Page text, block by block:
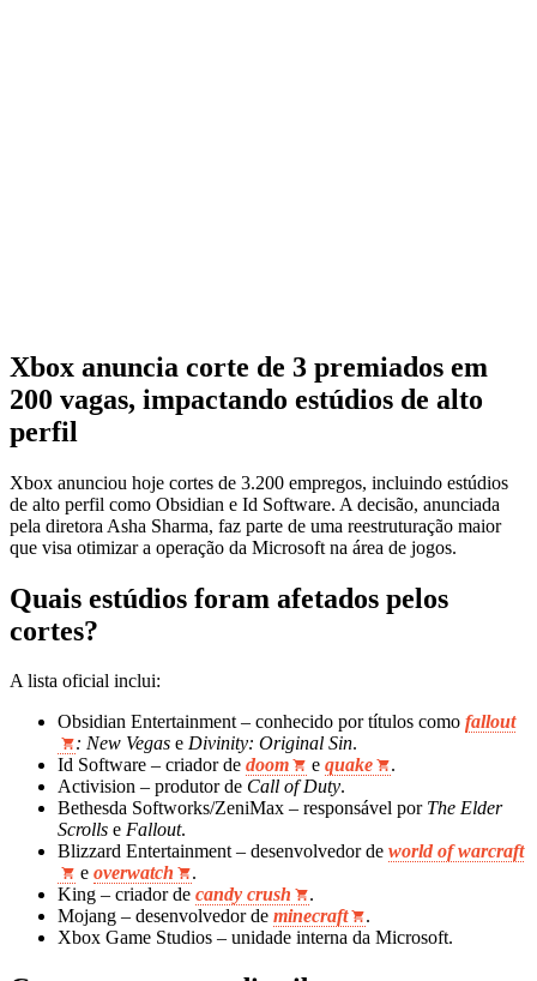
Xbox anuncia corte de 3 premiados em
200 vagas, impactando estúdios de alto
perfil
Xbox anunciou hoje cortes de 3.200 empregos, incluindo estúdios
de alto perfil como Obsidian e Id Software. A decisão, anunciada
pela diretora Asha Sharma, faz parte de uma reestruturação maior
que visa otimizar a operação da Microsoft na área de jogos.
Quais estúdios foram afetados pelos
cortes?
A lista oficial inclui:
Obsidian Entertainment – conhecido por títulos como fallout
: New Vegas e Divinity: Original Sin.
Id Software – criador de doom e quake
.
Activision – produtor de Call of Duty.
Bethesda Softworks/ZeniMax – responsável por The Elder
Scrolls e Fallout.
Blizzard Entertainment – desenvolvedor de world of warcraft
e overwatch
.
King – criador de candy crush
.
Mojang – desenvolvedor de minecraft
.
Xbox Game Studios – unidade interna da Microsoft.